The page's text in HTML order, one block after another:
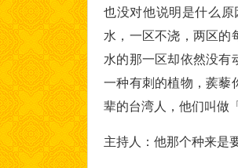
也没对他说明是什么
水，一区不浇，两区的
水的那一区却依然没有
一种有刺的植物，蒺藜
辈的台湾人，他们叫做
主持人：他那个种来是